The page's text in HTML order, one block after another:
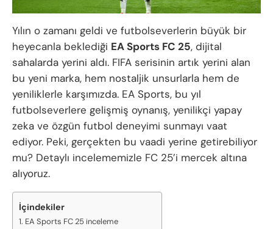
Yılın o zamanı geldi ve futbolseverlerin büyük bir
heyecanla beklediği EA Sports FC 25, dijital
sahalarda yerini aldı. FIFA serisinin artık yerini alan
bu yeni marka, hem nostaljik unsurlarla hem de
yeniliklerle karşımızda. EA Sports, bu yıl
futbolseverlere gelişmiş oynanış, yenilikçi yapay
zeka ve özgün futbol deneyimi sunmayı vaat
ediyor. Peki, gerçekten bu vaadi yerine getirebiliyor
mu? Detaylı incelememizle FC 25’i mercek altına
alıyoruz.
İçindekiler
EA Sports FC 25 inceleme